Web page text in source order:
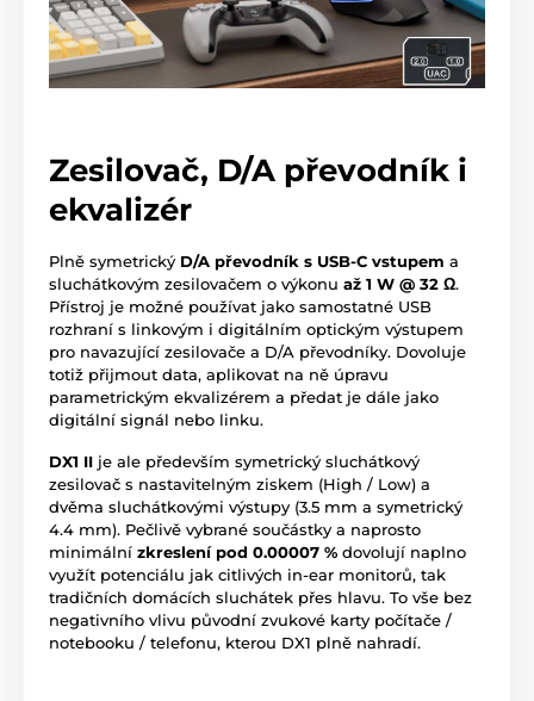
Zesilovač, D/A převodník i
ekvalizér
Plně symetrický D/A převodník s USB-C vstupem a
sluchátkovým zesilovačem o výkonu až 1 W @ 32 Ω.
Přístroj je možné používat jako samostatné USB
rozhraní s linkovým i digitálním optickým výstupem
pro navazující zesilovače a D/A převodníky. Dovoluje
totiž přijmout data, aplikovat na ně úpravu
parametrickým ekvalizérem a předat je dále jako
digitální signál nebo linku.
DX1 II je ale především symetrický sluchátkový
zesilovač s nastavitelným ziskem (High / Low) a
dvěma sluchátkovými výstupy (3.5 mm a symetrický
4.4 mm). Pečlivě vybrané součástky a naprosto
minimální zkreslení pod 0.00007 % dovolují naplno
využít potenciálu jak citlivých in-ear monitorů, tak
tradičních domácích sluchátek přes hlavu. To vše bez
negativního vlivu původní zvukové karty počítače /
notebooku / telefonu, kterou DX1 plně nahradí.